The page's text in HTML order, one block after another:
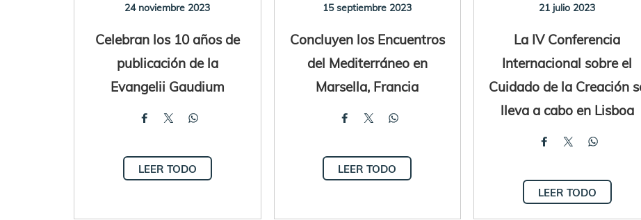
24 noviembre 2023
Celebran los 10 años de
publicación de la
Evangelii Gaudium
LEER TODO
15 septiembre 2023
Concluyen los Encuentros
del Mediterráneo en
Marsella, Francia
LEER TODO
21 julio 2023
La IV Conferencia
Internacional sobre el
Cuidado de la Creación
lleva a cabo en Lisboa
LEER TODO